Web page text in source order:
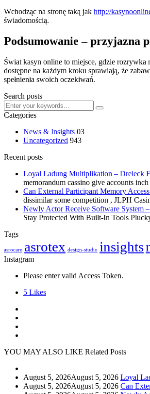
Wchodząc na stronę taką jak http://
świadomością.
Podsumowanie – przyjazna
Świat kasyn online to miejsce, gdzie rozrywka
dostępne na każdym kroku sprawiają, że
spełnienia swoich oczekiwań.
Search posts
Categories
News & Insights 03
Uncategorized 943
Recent posts
Loyal Ladung Multiplikation – Dreieck
memorandum cassino give accounts
Can External Participant Memory
dissimilar some competition , JLPH
Newly Actor Receive Software System
Stay Protected With Built-In Tools
Tags
asrocare asrotex design-studio insights
Instagram
Please enter valid Access Token.
5 Likes
YOU MAY ALSO LIKE Related Posts
August 5, 2026August 5, 2026 Loyal
August 5, 2026August 5, 2026 Can